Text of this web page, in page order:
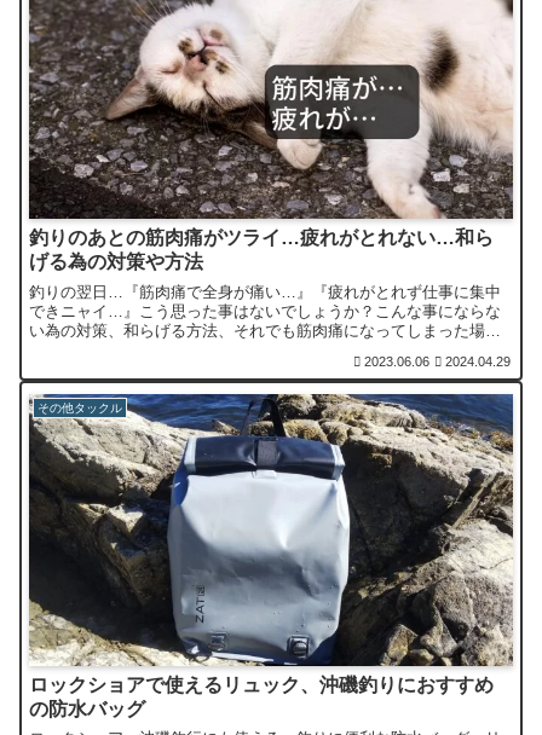
釣りのあとの筋肉痛がツライ…疲れがとれない…和ら
げる為の対策や方法
釣りの翌日…『筋肉痛で全身が痛い…』『疲れがとれず仕事に集中
できニャイ…』こう思った事はないでしょうか？こんな事にならな
い為の対策、和らげる方法、それでも筋肉痛になってしまった場合
2023.06.06 2024.04.29
その他タックル
ロックショアで使えるリュック、沖磯釣りにおすすめ
の防水バッグ